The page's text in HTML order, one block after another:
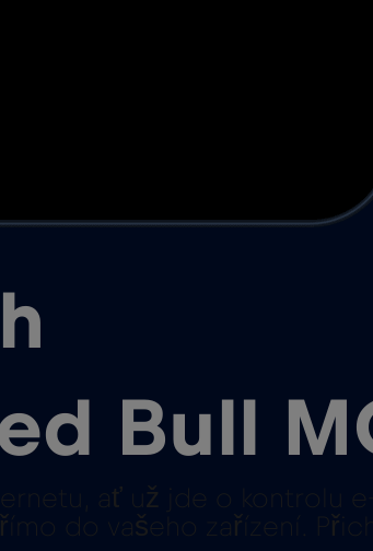
Bull
ať už jde o kontrolu
do vašeho zařízení.